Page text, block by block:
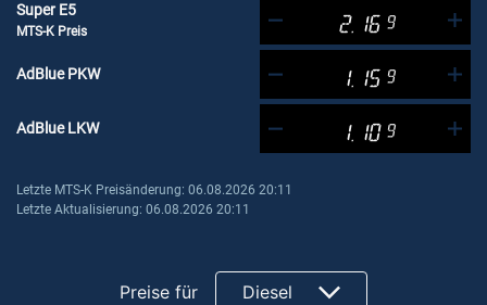
Super E5
MTS-K Preis 2.16 9
AdBlue PKW 1.15 9
AdBlue LKW 1.10 9
Letzte MTS-K Preisänderung: 06.08.2026 20:11
Letzte Aktualisierung: 06.08.2026 20:11
Preise für Diesel